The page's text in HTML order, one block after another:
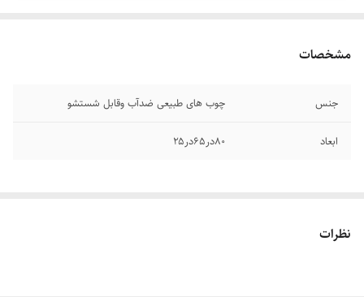
مشخصات
جنس چوب های طبیعی ضدآب وقابل شستشو
ابعاد ۸۰در۶۵در۲۵
نظرات